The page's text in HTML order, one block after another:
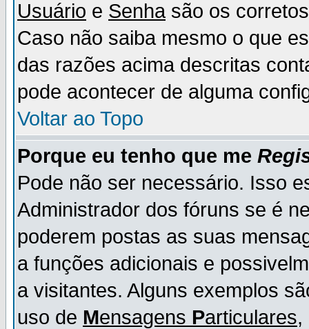
Usuário e Senhasão os
Caso não saiba mesmo o que
das razões acima descritas
pode acontecer de alguma
Voltar ao Topo
Porque eu tenho que me
Pode não ser necessário. Isso
Administrador dos fóruns se é
poderem postas as suas
a funções adicionais e
a visitantes. Alguns exemplos
uso de Mensagens Particulares,